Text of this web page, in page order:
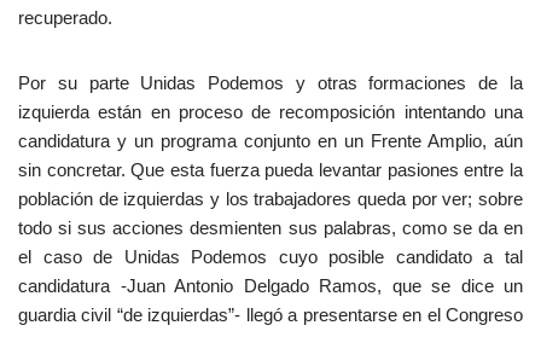
recuperado.
Por su parte Unidas Podemos y otras formaciones de la
izquierda están en proceso de recomposición intentando una
candidatura y un programa conjunto en un Frente Amplio, aún
sin concretar. Que esta fuerza pueda levantar pasiones entre la
población de izquierdas y los trabajadores queda por ver; sobre
todo si sus acciones desmienten sus palabras, como se da en
el caso de Unidas Podemos cuyo posible candidato a tal
candidatura -Juan Antonio Delgado Ramos, que se dice un
guardia civil “de izquierdas”- llegó a presentarse en el Congreso